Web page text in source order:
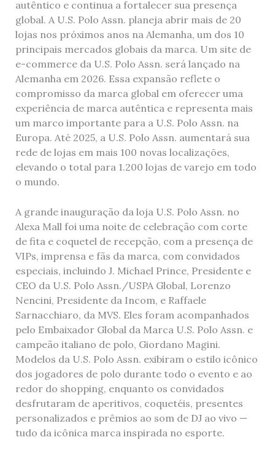
autêntico e continua a fortalecer sua presença
global. A U.S. Polo Assn. planeja abrir mais de 20
lojas nos próximos anos na Alemanha, um dos 10
principais mercados globais da marca. Um site de
e-commerce da U.S. Polo Assn. será lançado na
Alemanha em 2026. Essa expansão reflete o
compromisso da marca global em oferecer uma
experiência de marca autêntica e representa mais
um marco importante para a U.S. Polo Assn. na
Europa. Até 2025, a U.S. Polo Assn. aumentará sua
rede de lojas em mais 100 novas localizações,
elevando o total para 1.200 lojas de varejo em todo
o mundo.
A grande inauguração da loja U.S. Polo Assn. no
Alexa Mall foi uma noite de celebração com corte
de fita e coquetel de recepção, com a presença de
VIPs, imprensa e fãs da marca, com convidados
especiais, incluindo J. Michael Prince, Presidente e
CEO da U.S. Polo Assn./USPA Global, Lorenzo
Nencini, Presidente da Incom, e Raffaele
Sarnacchiaro, da MVS. Eles foram acompanhados
pelo Embaixador Global da Marca U.S. Polo Assn. e
campeão italiano de polo, Giordano Magini.
Modelos da U.S. Polo Assn. exibiram o estilo icônico
dos jogadores de polo durante todo o evento e ao
redor do shopping, enquanto os convidados
desfrutaram de aperitivos, coquetéis, presentes
personalizados e prêmios ao som de DJ ao vivo —
tudo da icônica marca inspirada no esporte.